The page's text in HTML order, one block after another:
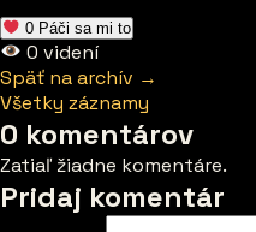
0 Páči sa mi to
0 videní
Späť na archív →
Všetky záznamy
0 komentárov
Zatiaľ žiadne komentáre.
Pridaj komentár